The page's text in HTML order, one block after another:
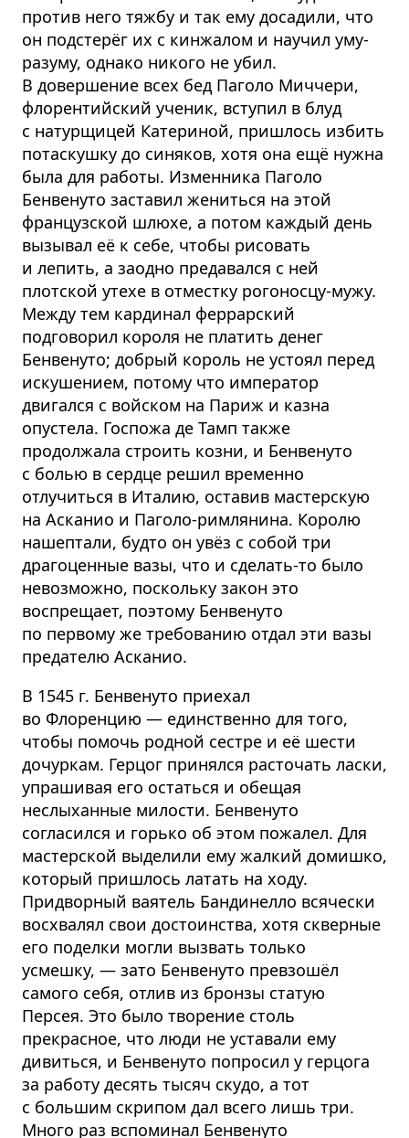
против него тяжбу и так ему досадили, что
он подстерёг их с кинжалом и научил уму-
разуму, однако никого не убил.
В довершение всех бед Паголо Миччери,
флорентийский ученик, вступил в блуд
с натурщицей Катериной, пришлось избить
потаскушку до синяков, хотя она ещё нужна
была для работы. Изменника Паголо
Бенвенуто заставил жениться на этой
французской шлюхе, а потом каждый день
вызывал её к себе, чтобы рисовать
и лепить, а заодно предавался с ней
плотской утехе в отместку рогоносцу-мужу.
Между тем кардинал феррарский
подговорил короля не платить денег
Бенвенуто; добрый король не устоял перед
искушением, потому что император
двигался с войском на Париж и казна
опустела. Госпожа де Тамп также
продолжала строить козни, и Бенвенуто
с болью в сердце решил временно
отлучиться в Италию, оставив мастерскую
на Асканио и Паголо-римлянина. Королю
нашептали, будто он увёз с собой три
драгоценные вазы, что и сделать-то было
невозможно, поскольку закон это
воспрещает, поэтому Бенвенуто
по первому же требованию отдал эти вазы
предателю Асканио.
В 1545 г. Бенвенуто приехал
во Флоренцию — единственно для того,
чтобы помочь родной сестре и её шести
дочуркам. Герцог принялся расточать ласки,
упрашивая его остаться и обещая
неслыханные милости. Бенвенуто
согласился и горько об этом пожалел. Для
мастерской выделили ему жалкий домишко,
который пришлось латать на ходу.
Придворный ваятель Бандинелло всячески
восхвалял свои достоинства, хотя скверные
его поделки могли вызвать только
усмешку, — зато Бенвенуто превзошёл
самого себя, отлив из бронзы статую
Персея. Это было творение столь
прекрасное, что люди не уставали ему
дивиться, и Бенвенуто попросил у герцога
за работу десять тысяч скудо, а тот
с большим скрипом дал всего лишь три.
Много раз вспоминал Бенвенуто